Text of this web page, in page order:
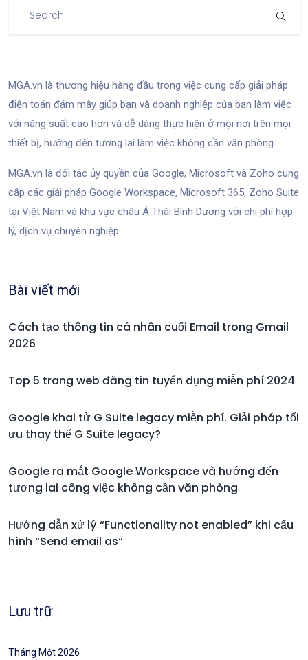
MGA.vn là thương hiệu hàng đầu trong việc cung cấp giải pháp
điện toán đám mây giúp bạn và doanh nghiệp của bạn làm việc
với năng suất cao hơn và dễ dàng thực hiện ở mọi nơi trên mọi
thiết bị, hướng đến tương lai làm việc không cần văn phòng.
MGA.vn là đối tác ủy quyền của Google, Microsoft và Zoho cung
cấp các giải pháp Google Workspace, Microsoft 365, Zoho Suite
tại Việt Nam và khu vực châu Á Thái Bình Dương với chi phí hợp
lý, dịch vụ chuyên nghiệp.
Bài viết mới
Cách tạo thông tin cá nhân cuối Email trong Gmail
2026
Top 5 trang web đăng tin tuyển dụng miễn phí 2024
Google khai tử G Suite legacy miễn phí. Giải pháp tối
ưu thay thế G Suite legacy?
Google ra mắt Google Workspace và hướng đến
tương lai công việc không cần văn phòng
Hướng dẫn xử lý “Functionality not enabled” khi cấu
hình “Send email as“
Lưu trữ
Tháng Một 2026